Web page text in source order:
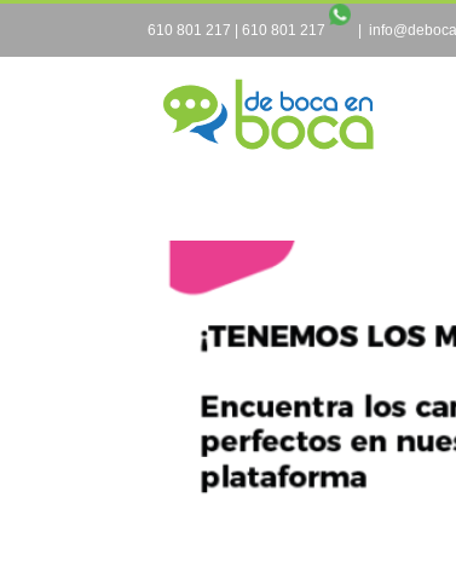
610 801 217 610 801 217